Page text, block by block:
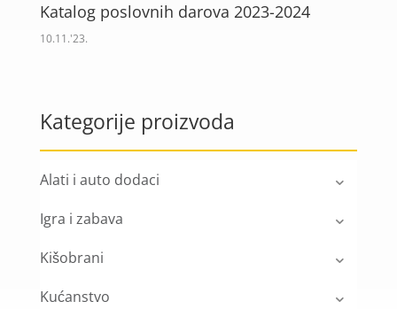
Katalog poslovnih darova 2023-2024
10.11.'23.
Kategorije proizvoda
Alati i auto dodaci
Igra i zabava
Kišobrani
Kućanstvo